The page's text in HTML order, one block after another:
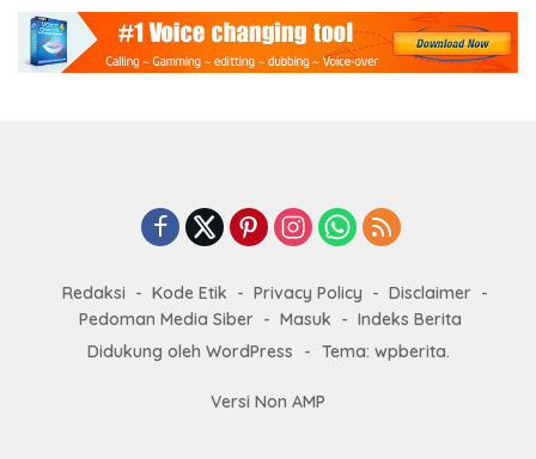
Redaksi Kode Etik Privacy Policy
Disclaimer
Pedoman Media Siber
Masuk
Indeks Berita
Didukung oleh WordPress
- Tema: wpberita.
Versi Non AMP